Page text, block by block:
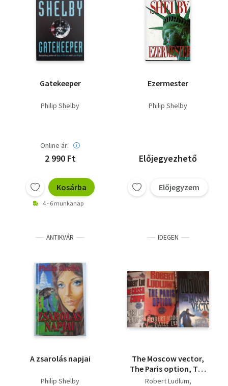
Gatekeeper
Philip Shelby
Online ár:
2 990 Ft
Kosárba
4 - 6 munkanap
Ezermester
Philip Shelby
Előjegyezhető
Előjegyzem
ANTIKVÁR
A zsarolás napjai
Philip Shelby
IDEGEN
The Moscow vector,
The Paris option, The
Cassandra compact
Robert Ludlum